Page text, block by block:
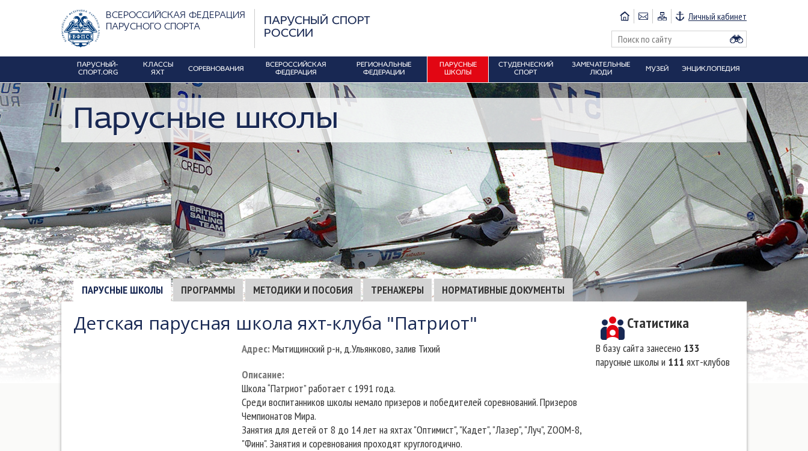
ВСЕРОССИЙСКАЯ ФЕДЕРАЦИЯ
ПАРУСНОГО СПОРТА
ПАРУСНЫЙ СПОРТ
РОССИИ
Личный кабинет
ПАРУСНЫЙ-
СПОРТ.ORG
КЛАССЫ
ЯХТ
СОРЕВНОВАНИЯ
ВСЕРОССИЙСКАЯ
ФЕДЕРАЦИЯ
РЕГИОНАЛЬНЫЕ
ФЕДЕРАЦИИ
ПАРУСНЫЕ
ШКОЛЫ
СТУДЕНЧЕСКИЙ
СПОРТ
ЗАМЕЧАТЕЛЬНЫЕ
ЛЮДИ
МУЗЕЙ ЭНЦИКЛОПЕДИЯ
Парусные школы
ПАРУСНЫЕ ШКОЛЫ ПРОГРАММЫ МЕТОДИКИ И ПОСОБИЯ ТРЕНАЖЕРЫ НОРМАТИВНЫЕ ДОКУМЕНТЫ
Детская парусная школа яхт-клуба "Патриот"
Адрес:Мытищинский р-н, д.Ульянково, залив Тихий
Описание:
Школа “Патриот” работает с 1991 года.
Среди воспитанников школы немало призеров и победителей соревнований. Призеров
Чемпионатов Мира.
Занятия для детей от 8 до 14 лет на яхтах "Оптимист", "Кадет", "Лазер", "Луч", ZOOM-8,
"Финн". Занятия и соревнования проходят круглогодично.
Статистика
В базу сайта занесено 133
парусные школы и 111 яхт-клубов